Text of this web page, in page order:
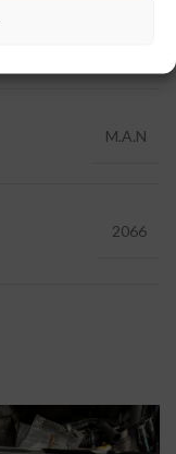
M.A.N
2066